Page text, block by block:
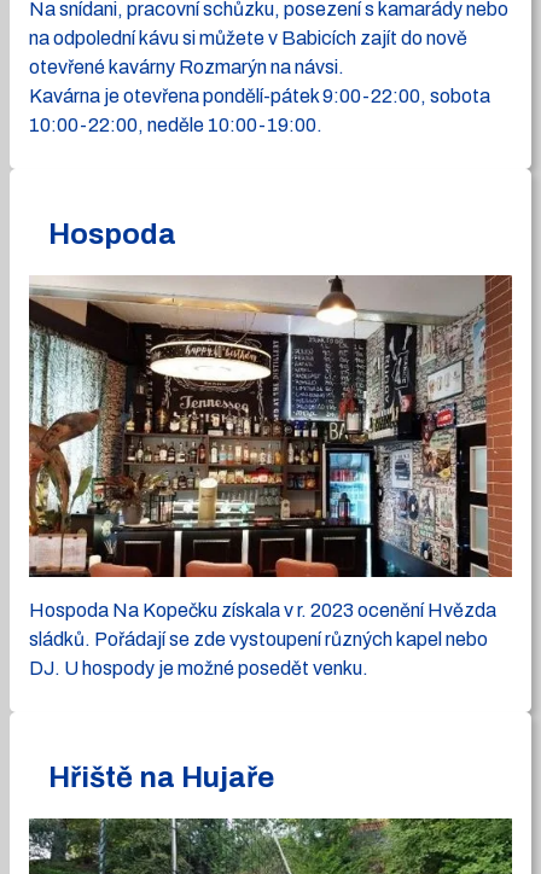
Na snídani, pracovní schůzku, posezení s kamarády nebo
na odpolední kávu si můžete v Babicích zajít do nově
otevřené kavárny Rozmarýn na návsi.
Kavárna je otevřena pondělí-pátek 9:00-22:00, sobota
10:00-22:00, neděle 10:00-19:00.
Hospoda
Hospoda Na Kopečku získala v r. 2023 ocenění Hvězda
sládků. Pořádají se zde vystoupení různých kapel nebo
DJ. U hospody je možné posedět venku.
Hřiště na Hujaře